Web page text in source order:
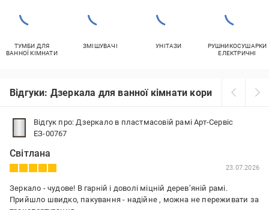
ТУМБИ ДЛЯ
ВАННОЇ КІМНАТИ
ЗМІШУВАЧІ УНІТАЗИ
РУШНИКОСУШАРКИ
ЕЛЕКТРИЧНІ
Відгуки: Дзеркала для ванної кімнати коричневий
Відгук про: Дзеркало в пластмасовій рамі Арт-Сервіс
ЕЗ-00767
Світлана
23.07.2026
Зеркало - чудове! В гарній і доволі міцній деревʼяній рамі.
Прийшло швидко, пакування - надійне , можна не переживати за